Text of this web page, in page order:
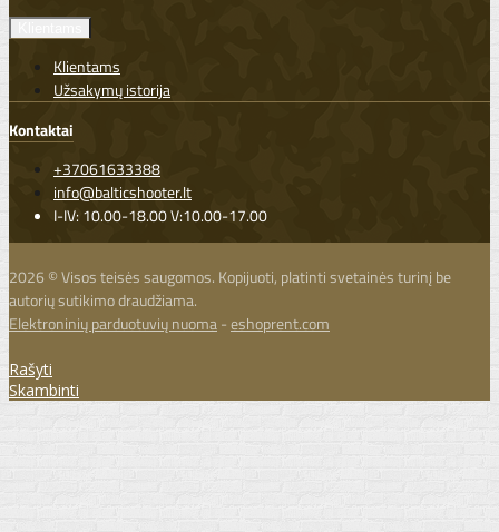
Klientams
Užsakymų istorija
Kontaktai
+37061633388
info@balticshooter.lt
I-IV: 10.00-18.00 V:10.00-17.00
2026 © Visos teisės saugomos. Kopijuoti, platinti svetainės turinį be
autorių sutikimo draudžiama.
Elektroninių parduotuvių nuoma-eshoprent.com
Rašyti
Skambinti